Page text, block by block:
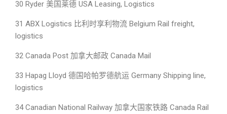
30 Ryder 美国莱德 USA Leasing, Logistics
31 ABX Logistics 比利时享利物流 Belgium Rail freight,
logistics
32 Canada Post 加拿大邮政 Canada Mail
33 Hapag Lloyd 德国哈帕罗德航运 Germany Shipping line,
logistics
34 Canadian National Railway 加拿大国家铁路 Canada Rail